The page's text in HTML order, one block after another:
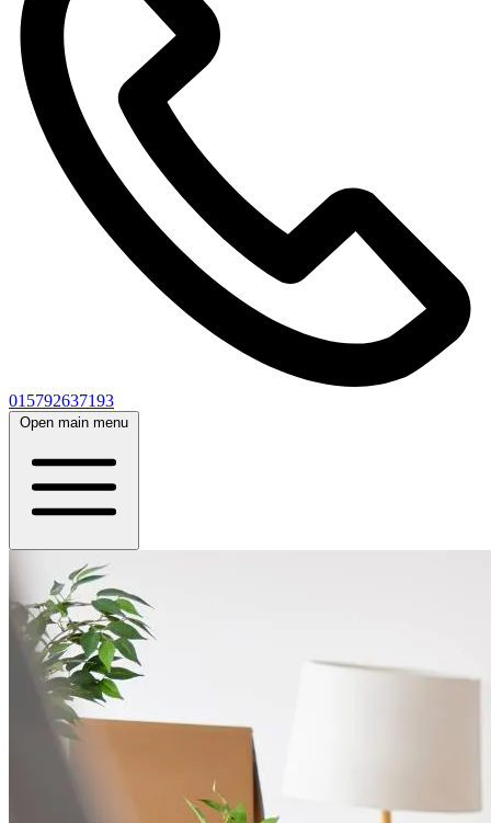
015792637193
Open main menu